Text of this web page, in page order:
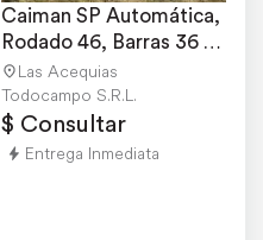
Caiman SP Automática,
Rodado 46, Barras 36
MTS,3800 Lts
Las Acequias
Todocampo S.R.L.
$ Consultar
Entrega Inmediata